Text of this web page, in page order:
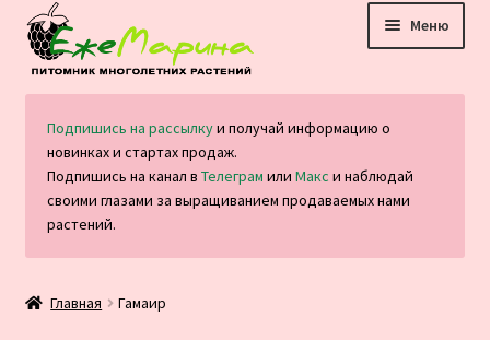
Перейти
к
навигации
Перейти
к
содержимому
Меню
Каталог
Оплата и доставка
Подпишись на рассылкуи получай информацию о
новинках и стартах продаж.
Подпишись на канал в Телеграм или Макс и наблюдай
своими глазами за выращиванием продаваемых нами
растений.
Главная Гамаир